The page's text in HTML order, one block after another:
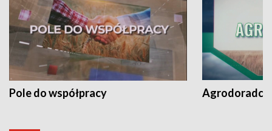
Pole do współpracy Agrodoradcy